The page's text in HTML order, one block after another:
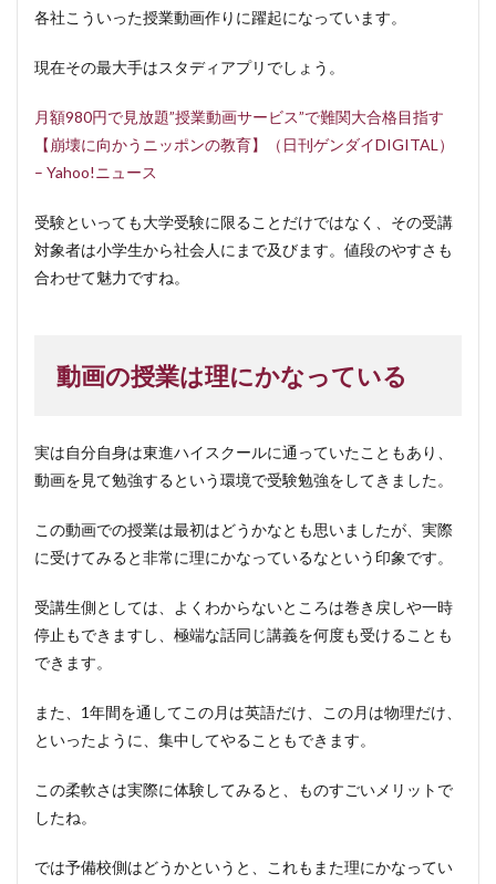
各社こういった授業動画作りに躍起になっています。
現在その最大手はスタディアプリでしょう。
月額980円で見放題”授業動画サービス”で難関大合格目指す
【崩壊に向かうニッポンの教育】（日刊ゲンダイDIGITAL）
– Yahoo!ニュース
受験といっても大学受験に限ることだけではなく、その受講
対象者は小学生から社会人にまで及びます。値段のやすさも
合わせて魅力ですね。
動画の授業は理にかなっている
実は自分自身は東進ハイスクールに通っていたこともあり、
動画を見て勉強するという環境で受験勉強をしてきました。
この動画での授業は最初はどうかなとも思いましたが、実際
に受けてみると非常に理にかなっているなという印象です。
受講生側としては、よくわからないところは巻き戻しや一時
停止もできますし、極端な話同じ講義を何度も受けることも
できます。
また、1年間を通してこの月は英語だけ、この月は物理だけ、
といったように、集中してやることもできます。
この柔軟さは実際に体験してみると、ものすごいメリットで
したね。
では予備校側はどうかというと、これもまた理にかなってい